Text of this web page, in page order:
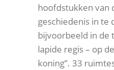
hoofdstukken van
geschiedenis in te
bijvoorbeeld in de
lapide regis – op
koning”. 33